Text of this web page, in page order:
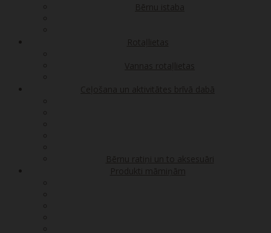
Bērnu istaba
Rotaļlietas
Vannas rotaļlietas
Ceļošana un aktivitātes brīvā dabā
Bērnu ratiņi un to aksesuāri
Produkti māmiņām